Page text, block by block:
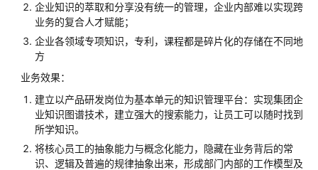
解
决
方
案
学
企业知识的萃取和分享没有统一的管理，企业内部难以实现跨
业务的复合人才赋能；
企业各领域专项知识，专利，课程都是碎片化的存储在不同地
方
业务效果：
建立以产品研发岗位为基本单元的知识管理平台：实现集团企
业知识图谱技术，建立强大的搜索能力，让员工可以随时找到
所学知识。
将核心员工的抽象能力与概念化能力，隐藏在业务背后的常
识、逻辑及普遍的规律抽象出来，形成部门内部的工作模型及